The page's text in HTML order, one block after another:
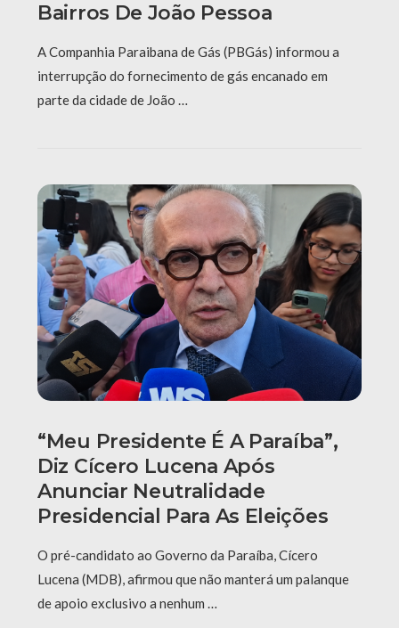
Bairros De João Pessoa
A Companhia Paraibana de Gás (PBGás) informou a
interrupção do fornecimento de gás encanado em
parte da cidade de João …
“Meu Presidente É A Paraíba”,
Diz Cícero Lucena Após
Anunciar Neutralidade
Presidencial Para As Eleições
O pré-candidato ao Governo da Paraíba, Cícero
Lucena (MDB), afirmou que não manterá um palanque
de apoio exclusivo a nenhum …